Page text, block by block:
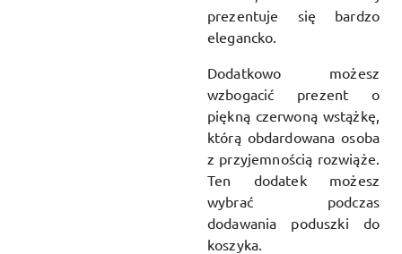
prezentuje się bardzo
elegancko.
Dodatkowo możesz
wzbogacić prezent o
piękną czerwoną wstążkę,
którą obdardowana osoba
z przyjemnością rozwiąże.
Ten dodatek możesz
wybrać podczas
dodawania poduszki do
koszyka.